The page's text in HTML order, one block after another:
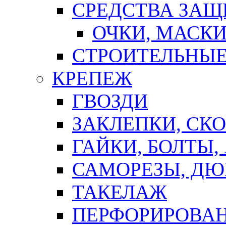
СРЕДСТВА
ОЧКИ,
КРЕПЕЖ
ГВОЗДИ
ЗАКЛЕПКИ,
ГАЙКИ,
САМОРЕЗЫ,
ТАКЕЛАЖ